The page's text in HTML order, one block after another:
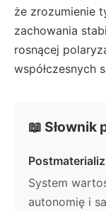
że zrozumienie
zachowania
rosnącej
współczesnych
📖 Słownik
System
autonomię i